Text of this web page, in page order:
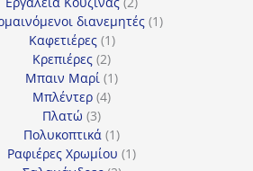
προϊόντα
διανεμητές 11
Καφετιέρες 11
προϊόν
Κρεπιέρες 22
προϊόντα
Μπαιν Μαρί 11
Μπλέντερ 44
Πλατώ 33
προϊόντα
Πολυκοπτικά 11
προϊόν
Ραφιέρες Χρωμίου 11